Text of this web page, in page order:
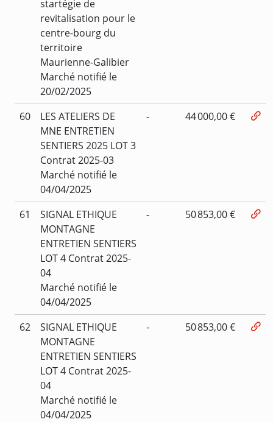
startégie de
revitalisation pour le
centre-bourg du
territoire
Maurienne-Galibier
Marché notifié le
20/02/2025
60
LES ATELIERS DE
MNE ENTRETIEN
SENTIERS 2025 LOT 3
Contrat 2025-03
Marché notifié le
04/04/2025
- 44 000,00 €
61
SIGNAL ETHIQUE
MONTAGNE
ENTRETIEN SENTIERS
LOT 4 Contrat 2025-
04
Marché notifié le
04/04/2025
- 50 853,00 €
62
SIGNAL ETHIQUE
MONTAGNE
ENTRETIEN SENTIERS
LOT 4 Contrat 2025-
04
Marché notifié le
04/04/2025
- 50 853,00 €